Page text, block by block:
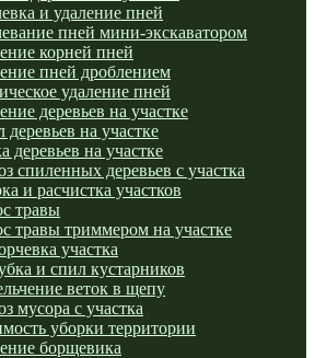
и удаление пней
пней мини-экскаватором
корней пней
пней дроблением
удаление пней
деревьев на участке
деревьев на участке
деревьев на участке
спиленных деревьев с участка
и расчистка участков
травы
травы триммером на участке
участка
и спил кустарников
веток в щепу
мусора с участка
уборки территории
борщевика